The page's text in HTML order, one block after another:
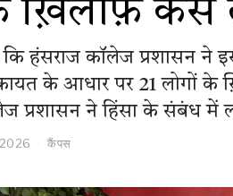
ख़िलाफ़ केस
कि हंसराज कॉलेज प्रशासन ने
के आधार पर 21 लोगों
प्रशासन ने हिंसा के संबंध में
कैंपस